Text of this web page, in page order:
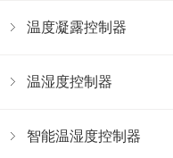
温度凝露控制器
温湿度控制器
智能温湿度控制器